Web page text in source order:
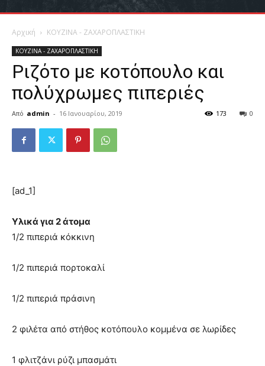
Αρχική ΚΟΥΖΙΝΑ - ΖΑΧΑΡΟΠΛΑΣΤΙΚΗ
ΚΟΥΖΙΝΑ - ΖΑΧΑΡΟΠΛΑΣΤΙΚΗ
Ριζότο με κοτόπουλο και
πολύχρωμες πιπεριές
Από admin - 16 Ιανουαρίου, 2019 0
173
[ad_1]
Υλικά για 2 άτομα
1/2 πιπεριά κόκκινη
1/2 πιπεριά πορτοκαλί
1/2 πιπεριά πράσινη
2 φιλέτα από στήθος κοτόπουλο κομμένα σε λωρίδες
1 φλιτζάνι ρύζι μπασμάτι